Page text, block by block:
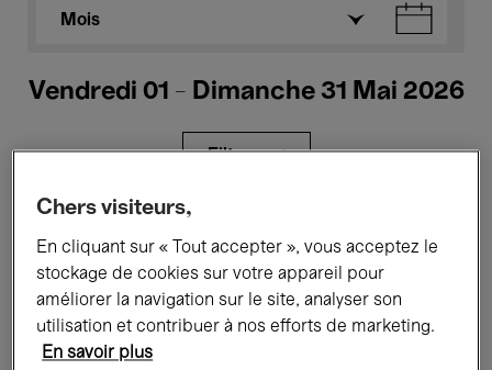
Mois
Vendredi 01 - Dimanche 31 Mai 2026
Filtres
Expositions Films Performances
Rencontres & Débats Jazz
Chers visiteurs,
En cliquant sur « Tout accepter », vous acceptez le
stockage de cookies sur votre appareil pour
améliorer la navigation sur le site, analyser son
utilisation et contribuer à nos efforts de marketing.
En savoir plus